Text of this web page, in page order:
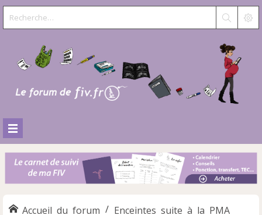
Accueil du forum Enceintes suite à la PMA